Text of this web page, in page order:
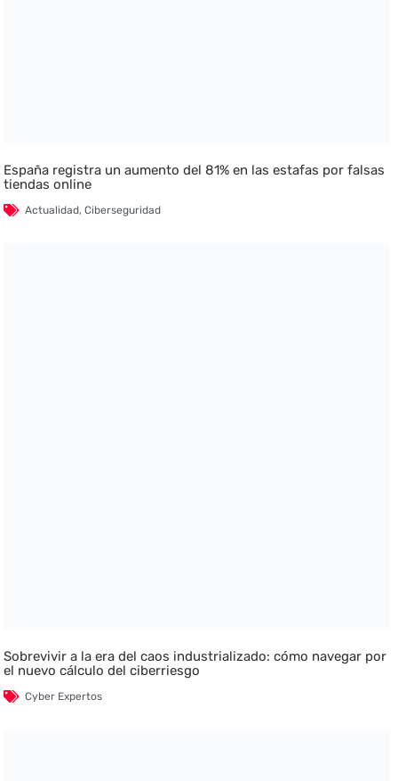
España registra un aumento del 81% en las estafas por falsas
tiendas online
Actualidad,Ciberseguridad
Sobrevivir a la era del caos industrializado: cómo navegar por
el nuevo cálculo del ciberriesgo
Cyber Expertos